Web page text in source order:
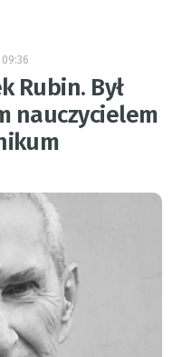
09:36
Rubin. Był
nauczycielem